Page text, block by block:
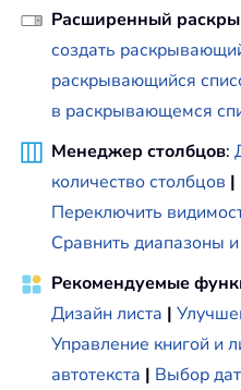
7 ).
End
Next
.
' Turn
Расширенный
создать
раскрывающийся
в раскрывающемся
Менеджер столбцов:
количество столбцов |
Переключить
Сравнить диапазоны
Рекомендуемые
Дизайн листа |
Управление книгой и
автотекста | Выбор